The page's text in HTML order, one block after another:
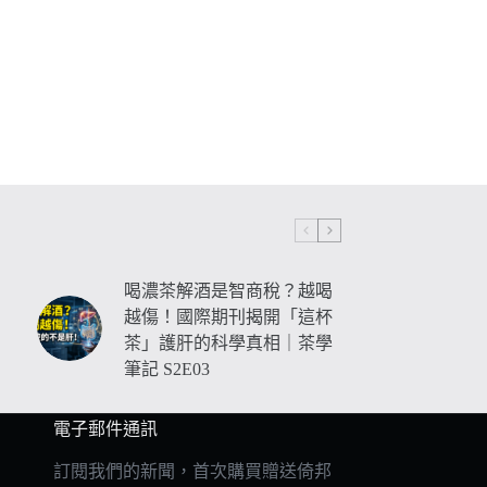
喝濃茶解酒是智商稅？越喝
越傷！國際期刊揭開「這杯
茶」護肝的科學真相｜茶學
筆記 S2E03
電子郵件通訊
訂閱我們的新聞，首次購買贈送倚邦